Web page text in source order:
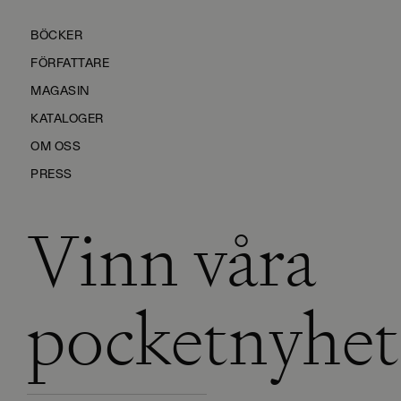
BÖCKER
FÖRFATTARE
MAGASIN
KATALOGER
OM OSS
PRESS
KONTAKTA OSS
HÅLLBARHET
Vinn våra